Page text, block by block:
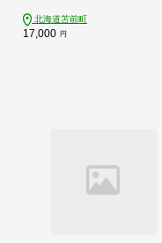
北海道苫前町
17,000 円